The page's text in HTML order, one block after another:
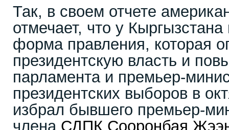
Так, в своем отчете
отмечает, что у
форма правления, которая
президентскую власть и
парламента и премьер-
президентских выборов в
избрал бывшего премьер-
члена СДПК Сооронбая